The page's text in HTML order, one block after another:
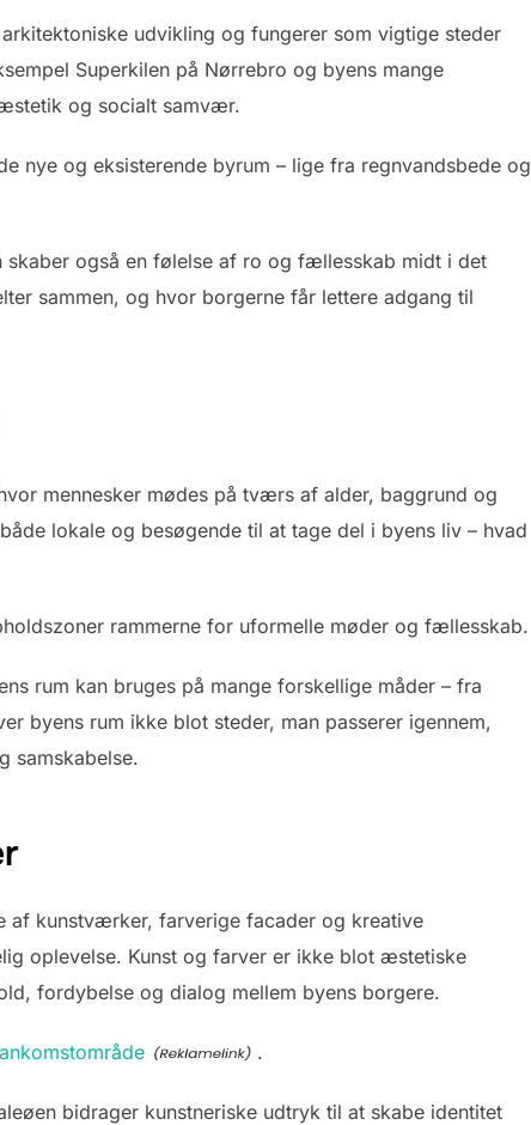
udvikling og fungerer som vigtige steder
Superkilen på Nørrebro og byens mange
og socialt samvær.
nye og eksisterende byrum – lige fra regnvandsbede og
også en følelse af ro og fællesskab midt i det
sammen, og hvor borgerne får lettere adgang til
mennesker mødes på tværs af alder, baggrund og
lokale og besøgende til at tage del i byens liv – hvad
rammerne for uformelle møder og fællesskab.
rum kan bruges på mange forskellige måder – fra
byens rum ikke blot steder, man passerer igennem,
samskabelse.
af kunstværker, farverige facader og kreative
oplevelse. Kunst og farver er ikke blot æstetiske
fordybelse og dialog mellem byens borgere.
.
bidrager kunstneriske udtryk til at skabe identitet